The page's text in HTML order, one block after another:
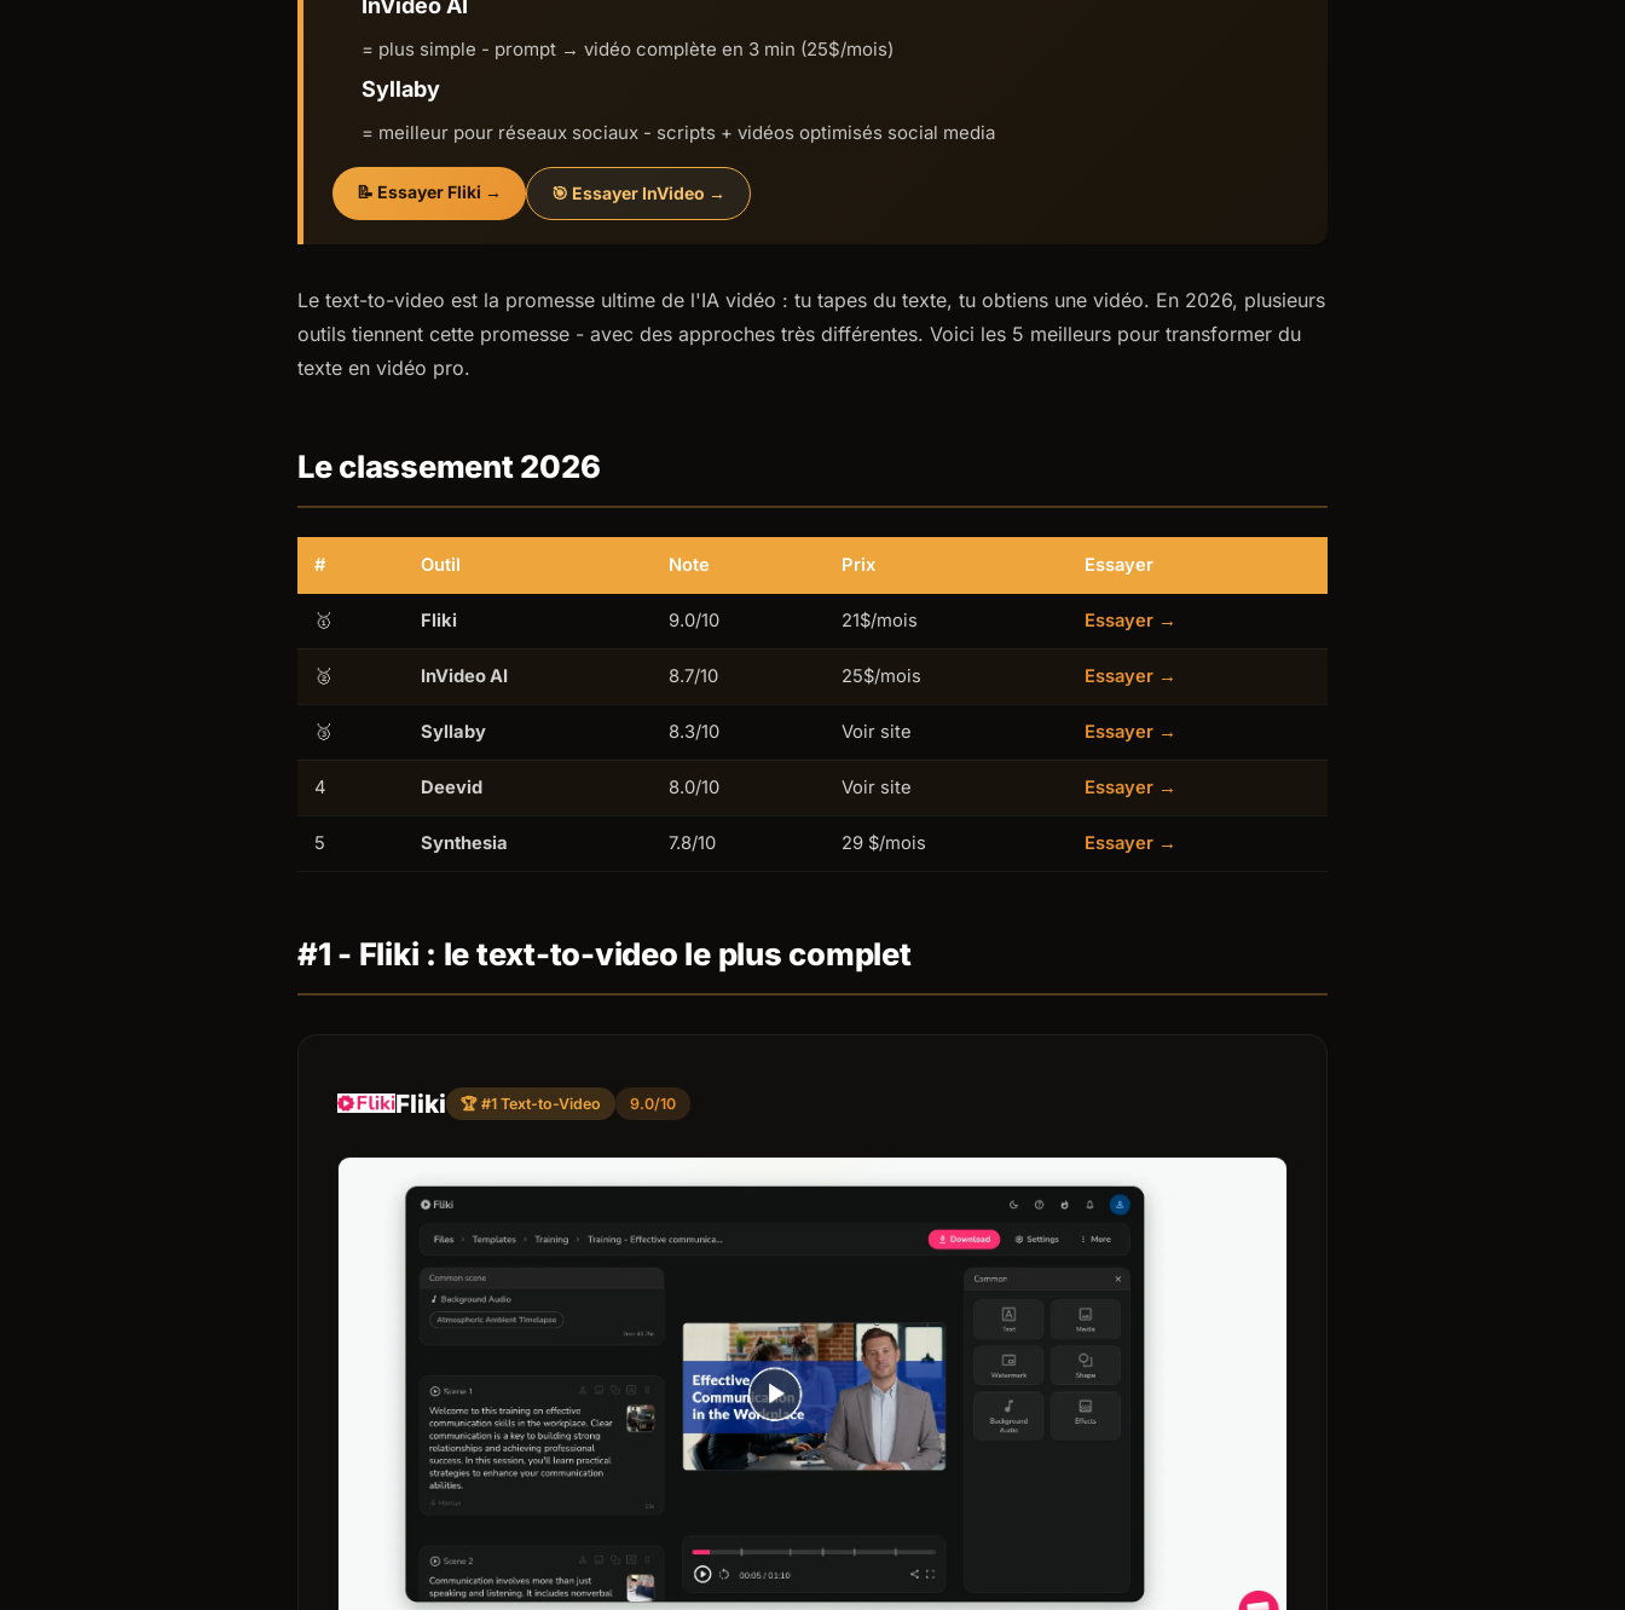
InVideo AI
= plus simple - prompt → vidéo complète en 3 min (25$/mois)
Syllaby
= meilleur pour réseaux sociaux - scripts + vidéos optimisés social media
📝 Essayer Fliki → 🎯 Essayer InVideo →
Le text-to-video est la promesse ultime de l'IA vidéo : tu tapes du texte, tu obtiens une vidéo. En 2026, plusieurs
outils tiennent cette promesse - avec des approches très différentes. Voici les 5 meilleurs pour transformer du
texte en vidéo pro.
Le classement 2026
# Outil Note Prix Essayer
🥇 Fliki 9.0/10 21$/mois Essayer →
🥈 InVideo AI 8.7/10 25$/mois Essayer →
🥉 Syllaby 8.3/10 Voir site Essayer →
4 Deevid 8.0/10 Voir site Essayer →
5 Synthesia 7.8/10 29 $/mois Essayer →
#1 - Fliki : le text-to-video le plus complet
Fliki 🏆 #1 Text-to-Video 9.0/10